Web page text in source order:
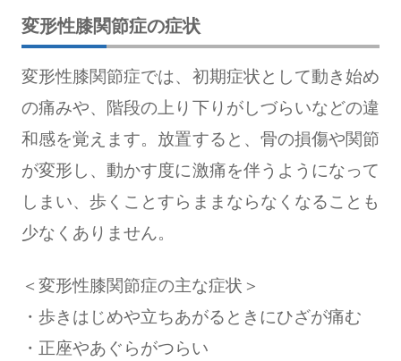
変形性膝関節症の症状
変形性膝関節症では、初期症状として動き始め
の痛みや、階段の上り下りがしづらいなどの違
和感を覚えます。放置すると、骨の損傷や関節
が変形し、動かす度に激痛を伴うようになって
しまい、歩くことすらままならなくなることも
少なくありません。
＜変形性膝関節症の主な症状＞
・歩きはじめや立ちあがるときにひざが痛む
・正座やあぐらがつらい